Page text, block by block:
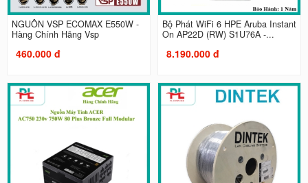
NGUỒN VSP ECOMAX E550W -
Hàng Chính Hãng Vsp
460.000 đ
Bộ Phát WiFi 6 HPE Aruba Instant
On AP22D (RW) S1U76A -...
8.190.000 đ